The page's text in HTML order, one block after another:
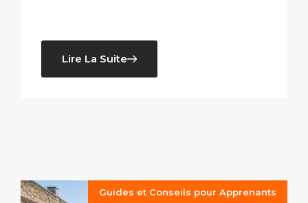
Lire La Suite
Guides et Conseils pour Apprenants